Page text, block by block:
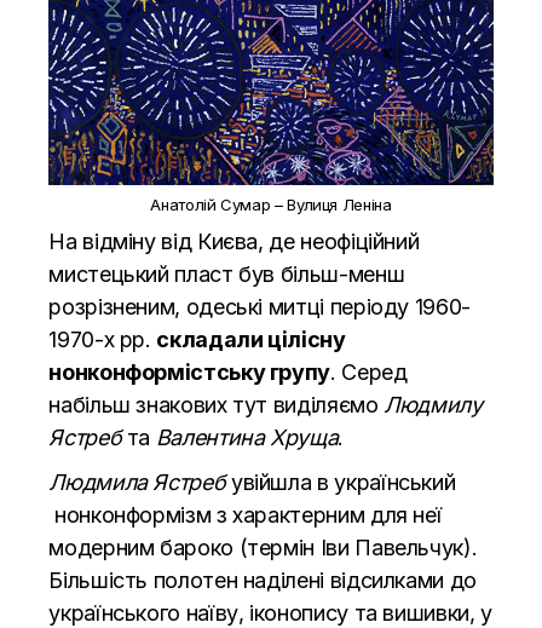
Анатолій Сумар – Вулиця Леніна
На відміну від Києва, де неофіційний
мистецький пласт був більш-менш
розрізненим, одеські митці періоду 1960-
1970-х рр. складали цілісну
нонконформістську групу. Серед
набільш знакових тут виділяємо Людмилу
Ястребта Валентина Хруща.
Людмила Ястребувійшла в український
нонконформізм з характерним для неї
модерним бароко (термін Іви Павельчук).
Більшість полотен наділені відсилками до
українського наїву, іконопису та вишивки, у